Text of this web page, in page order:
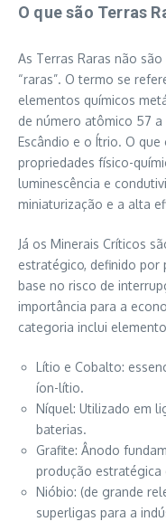
O que são Terras
As Terras Raras não
“raras”. O termo se
elementos químicos
de número atômico 57 a
Escândio e o Ítrio. O
propriedades físico-
luminescência e
miniaturização e a alta
Já os Minerais Críticos
estratégico, definido por
base no risco de
importância para a
categoria inclui
Lítio e Cobalto:
íon-lítio.
Níquel: Utilizado em
baterias.
Grafite: Ânodo
produção estratégica
Nióbio: (de grande
superligas para a